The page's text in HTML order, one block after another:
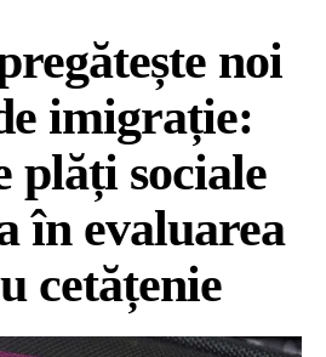
noi
imigrație:
plăți sociale
în evaluarea
cetățenie